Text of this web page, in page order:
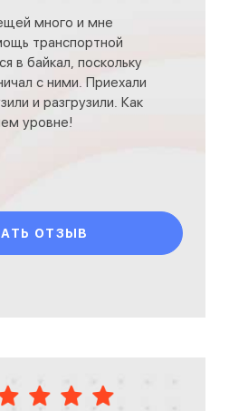
много и мне
транспортной
в байкал, поскольку
с ними. Приехали
и разгрузили. Как
уровне!
ОТЗЫВ